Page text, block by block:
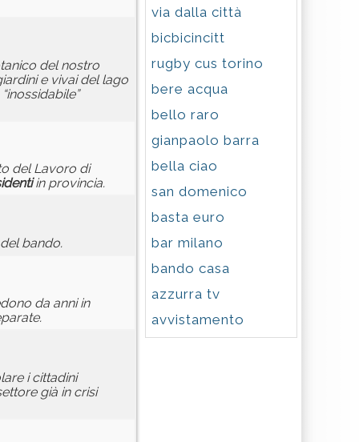
del nostro
e vivai del lago
del Lavoro di
in provincia.
bando.
da anni in
i cittadini
già in crisi
via dalla città
bicbicincitt
rugby cus torino
bere acqua
bello raro
gianpaolo barra
bella ciao
san domenico
basta euro
bar milano
bando casa
azzurra tv
avvistamento